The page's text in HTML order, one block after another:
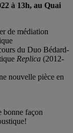
à 13h, au Quai
de médiation
du Duo Bédard-
Replica (2012-
nouvelle pièce en
bonne façon